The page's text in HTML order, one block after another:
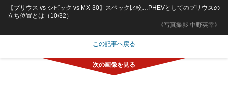
《写真撮影 中野英幸》
【プリウス vs シビック vs MX-30】スペック比較…PHEVとしてのプリウスの
立ち位置とは（10/32）
この記事へ戻る